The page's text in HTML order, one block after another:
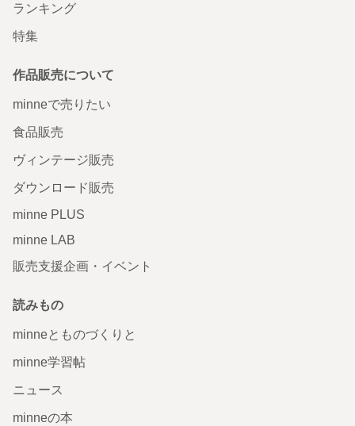
ランキング
特集
作品販売について
minneで売りたい
食品販売
ヴィンテージ販売
ダウンロード販売
minne PLUS
minne LAB
販売支援企画・イベント
読みもの
minneとものづくりと
minne学習帖
ニュース
minneの本